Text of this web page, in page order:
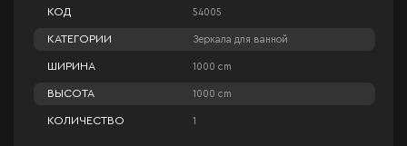
КОД 54005
КАТЕГОРИИ Зеркала для ванной
ШИРИНА 1000 cm
ВЫСОТА 1000 cm
КОЛИЧЕСТВО 1